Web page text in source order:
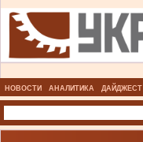
НОВОСТИ АНАЛИТИКА ДАЙДЖЕСТ